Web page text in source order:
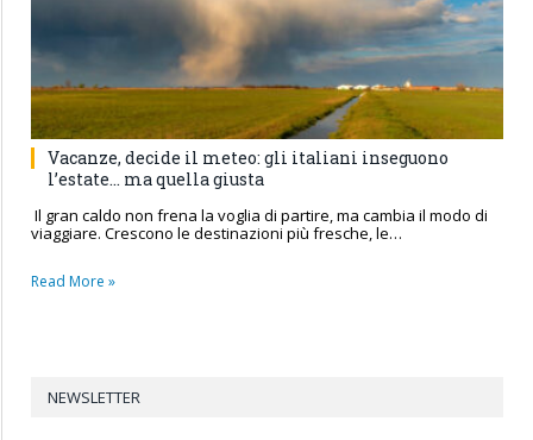
Vacanze, decide il meteo: gli italiani inseguono
l’estate… ma quella giusta
Il gran caldo non frena la voglia di partire, ma cambia il modo di
viaggiare. Crescono le destinazioni più fresche, le…
Read More »
NEWSLETTER